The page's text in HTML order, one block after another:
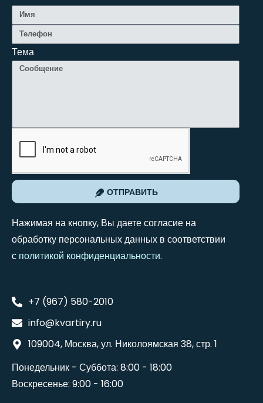
Тема
ОТПРАВИТЬ
Нажимая на кнопку, Вы даете согласие на
обработку персональных данных в соответствии
с политикой конфиденциальности.
+7 (967) 580-2010
info@kvartiry.ru
109004, Москва, ул. Николоямская 38, стр. 1
Понедельник - Суббота: 8:00 - 18:00
Воскресенье: 9:00 - 16:00